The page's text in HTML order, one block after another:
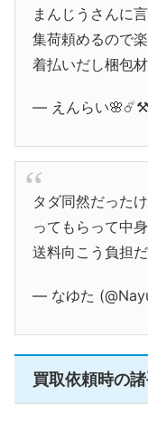
まんじうさんに
集荷頼めるので
着払いだし梱包
— えんらい🌸☄️⚒️
タダ同然だった
ってもらって中
送料向こう負担
— なゆた
買取依頼時の